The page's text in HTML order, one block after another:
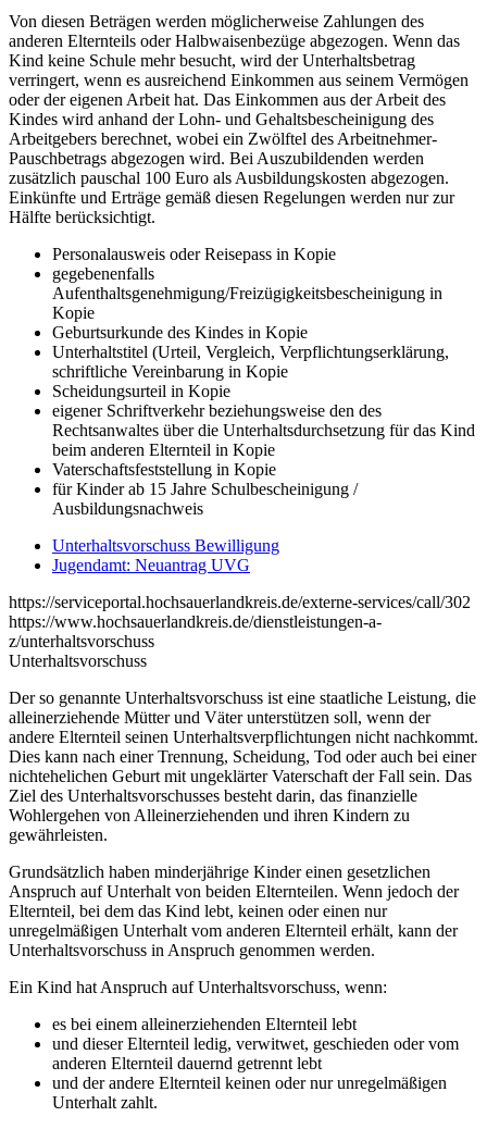
Von diesen Beträgen werden möglicherweise Zahlungen des
anderen Elternteils oder Halbwaisenbezüge abgezogen. Wenn das
Kind keine Schule mehr besucht, wird der Unterhaltsbetrag
verringert, wenn es ausreichend Einkommen aus seinem Vermögen
oder der eigenen Arbeit hat. Das Einkommen aus der Arbeit des
Kindes wird anhand der Lohn- und Gehaltsbescheinigung des
Arbeitgebers berechnet, wobei ein Zwölftel des Arbeitnehmer-
Pauschbetrags abgezogen wird. Bei Auszubildenden werden
zusätzlich pauschal 100 Euro als Ausbildungskosten abgezogen.
Einkünfte und Erträge gemäß diesen Regelungen werden nur zur
Hälfte berücksichtigt.
Personalausweis oder Reisepass in Kopie
gegebenenfalls
Aufenthaltsgenehmigung/Freizügigkeitsbescheinigung in
Kopie
Geburtsurkunde des Kindes in Kopie
Unterhaltstitel (Urteil, Vergleich, Verpflichtungserklärung,
schriftliche Vereinbarung in Kopie
Scheidungsurteil in Kopie
eigener Schriftverkehr beziehungsweise den des
Rechtsanwaltes über die Unterhaltsdurchsetzung für das Kind
beim anderen Elternteil in Kopie
Vaterschaftsfeststellung in Kopie
für Kinder ab 15 Jahre Schulbescheinigung /
Ausbildungsnachweis
Unterhaltsvorschuss Bewilligung
Jugendamt: Neuantrag UVG
https://serviceportal.hochsauerlandkreis.de/externe-services/call/302
https://www.hochsauerlandkreis.de/dienstleistungen-a-
z/unterhaltsvorschuss
Unterhaltsvorschuss
Der so genannte Unterhaltsvorschuss ist eine staatliche Leistung, die
alleinerziehende Mütter und Väter unterstützen soll, wenn der
andere Elternteil seinen Unterhaltsverpflichtungen nicht nachkommt.
Dies kann nach einer Trennung, Scheidung, Tod oder auch bei einer
nichtehelichen Geburt mit ungeklärter Vaterschaft der Fall sein. Das
Ziel des Unterhaltsvorschusses besteht darin, das finanzielle
Wohlergehen von Alleinerziehenden und ihren Kindern zu
gewährleisten.
Grundsätzlich haben minderjährige Kinder einen gesetzlichen
Anspruch auf Unterhalt von beiden Elternteilen. Wenn jedoch der
Elternteil, bei dem das Kind lebt, keinen oder einen nur
unregelmäßigen Unterhalt vom anderen Elternteil erhält, kann der
Unterhaltsvorschuss in Anspruch genommen werden.
Ein Kind hat Anspruch auf Unterhaltsvorschuss, wenn:
es bei einem alleinerziehenden Elternteil lebt
und dieser Elternteil ledig, verwitwet, geschieden oder vom
anderen Elternteil dauernd getrennt lebt
und der andere Elternteil keinen oder nur unregelmäßigen
Unterhalt zahlt.